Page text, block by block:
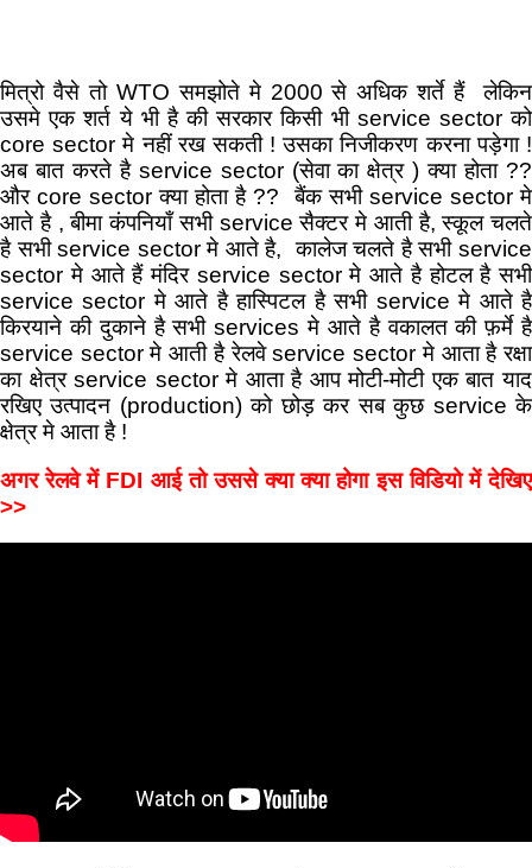
मित्रो वैसे तो WTO समझोते मे 2000 से अधिक शर्ते हैं लेकिन
उसमे एक शर्त ये भी है की सरकार किसी भी service sector को
core sector मे नहीं रख सकती ! उसका निजीकरण करना पड़ेगा !
अब बात करते है service sector (सेवा का क्षेत्र ) क्या होता ??
और core sector क्या होता है ?? बैंक सभी service sector मे
आते है , बीमा कंपनियाँ सभी service सैक्टर मे आती है, स्कूल चलते
है सभी service sector मे आते है, कालेज चलते है सभी service
sector मे आते हैं मंदिर service sector मे आते है होटल है सभी
service sector मे आते है हास्पिटल है सभी service मे आते है
किरयाने की दुकाने है सभी services मे आते है वकालत की फ़र्मे है
service sector मे आती है रेलवे service sector मे आता है रक्षा
का क्षेत्र service sector मे आता है आप मोटी-मोटी एक बात याद
रखिए उत्पादन (production) को छोड़ कर सब कुछ service के
क्षेत्र मे आता है !
अगर रेलवे में FDI आई तो उससे क्या क्या होगा इस विडियो में देखिए
>>